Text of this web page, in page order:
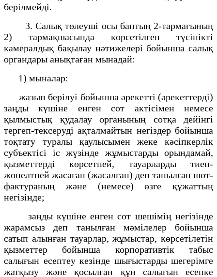
берілмейді.
3. Салық төлеуші осы баптың 2-тармағының
2) тармақшасында көрсетілген түсінікті
камералдық бақылау нәтижелері бойынша салық
органдары анықтаған мынадай:
1) мыналар:
жазып берілуі бойынша әрекетті (әрекеттерді)
заңды күшіне енген сот актісімен немесе
қылмыстық қудалау органының сотқа дейінгі
тергеп-тексеруді ақталмайтын негіздер бойынша
тоқтату туралы қаулысымен жеке кәсіпкерлік
субъектісі іс жүзінде жұмыстарды орындамай,
қызметтерді көрсетпей, тауарларды тиеп-
жөнелтпей жасаған (жасалған) деп танылған шот-
фактураның және (немесе) өзге құжаттың
негізінде;
заңды күшіне енген сот шешімің негізінде
жарамсыз деп танылған мәмілелер бойынша
сатып алынған тауарлар, жұмыстар, көрсетілетін
қызметтер бойынша корпоративтік табыс
салығын есептеу кезінде шығыстарды шегерімге
жатқызу және қосылған құн салығын есепке